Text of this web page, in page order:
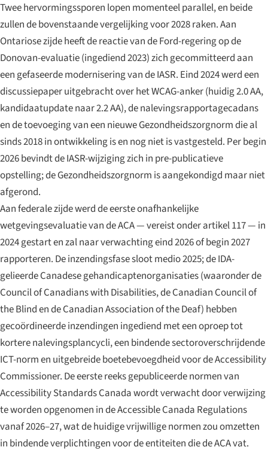
Twee hervormingssporen lopen momenteel parallel, en beide
zullen de bovenstaande vergelijking voor 2028 raken. Aan
Ontariose zijde heeft de reactie van de Ford-regering op de
Donovan-evaluatie (ingediend 2023) zich gecommitteerd aan
een gefaseerde modernisering van de IASR. Eind 2024 werd een
discussiepaper uitgebracht over het WCAG-anker (huidig 2.0 AA,
kandidaatupdate naar 2.2 AA), de nalevingsrapportagecadans
en de toevoeging van een nieuwe Gezondheidszorgnorm die al
sinds 2018 in ontwikkeling is en nog niet is vastgesteld. Per begin
2026 bevindt de IASR-wijziging zich in pre-publicatieve
opstelling; de Gezondheidszorgnorm is aangekondigd maar niet
afgerond.
Aan federale zijde werd de eerste onafhankelijke
wetgevingsevaluatie van de ACA — vereist onder artikel 117 — in
2024 gestart en zal naar verwachting eind 2026 of begin 2027
rapporteren. De inzendingsfase sloot medio 2025; de IDA-
gelieerde Canadese gehandicaptenorganisaties (waaronder de
Council of Canadians with Disabilities, de Canadian Council of
the Blind en de Canadian Association of the Deaf) hebben
gecoördineerde inzendingen ingediend met een oproep tot
kortere nalevingsplancycli, een bindende sectoroverschrijdende
ICT-norm en uitgebreide boetebevoegdheid voor de Accessibility
Commissioner. De eerste reeks gepubliceerde normen van
Accessibility Standards Canada wordt verwacht door verwijzing
te worden opgenomen in de Accessible Canada Regulations
vanaf 2026–27, wat de huidige vrijwillige normen zou omzetten
in bindende verplichtingen voor de entiteiten die de ACA vat.